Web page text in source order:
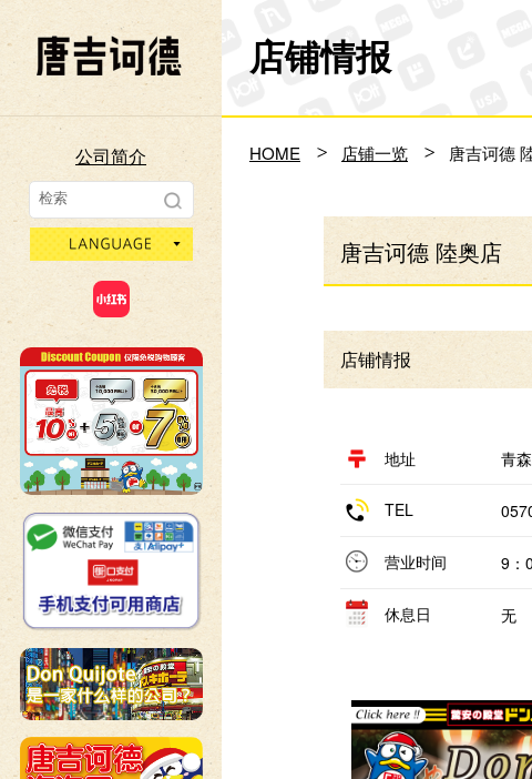
Don Quijote
公司简介
language
店铺情报
HOME 店铺一览 唐吉诃德
唐吉诃德 陸奥店
店铺情报
地址 青
TEL
营业时间 9：
休息日 无